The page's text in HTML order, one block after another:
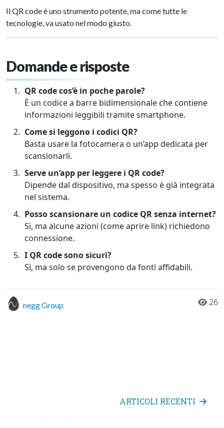
Il QR code è uno strumento potente, ma come tutte le
tecnologie, va usato nel modo giusto.
Domande e risposte
QR code cos’è in poche parole?
È un codice a barre bidimensionale che contiene
informazioni leggibili tramite smartphone.
Come si leggono i codici QR?
Basta usare la fotocamera o un’app dedicata per
scansionarli.
Serve un’app per leggere i QR code?
Dipende dal dispositivo, ma spesso è già integrata
nel sistema.
Posso scansionare un codice QR senza internet?
Sì, ma alcune azioni (come aprire link) richiedono
connessione.
I QR code sono sicuri?
Sì, ma solo se provengono da fonti affidabili.
negg Group 26
ARTICOLI RECENTI